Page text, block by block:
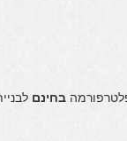
בחינם